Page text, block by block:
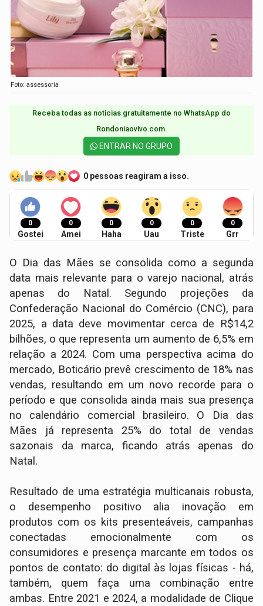
Foto: assessoria
Receba todas as notícias gratuitamente no WhatsApp do
Rondoniaovivo.com.​
ENTRAR NO GRUPO
0 pessoas reagiram a isso.
0
Gostei
0
Amei
0
Haha
0
Uau
0
Triste
0
Grr
O Dia das Mães se consolida como a segunda
data mais relevante para o varejo nacional, atrás
apenas do Natal. Segundo projeções da
Confederação Nacional do Comércio (CNC), para
2025, a data deve movimentar cerca de R$14,2
bilhões, o que representa um aumento de 6,5% em
relação a 2024. Com uma perspectiva acima do
mercado, Boticário prevê crescimento de 18% nas
vendas, resultando em um novo recorde para o
período e que consolida ainda mais sua presença
no calendário comercial brasileiro. O Dia das
Mães já representa 25% do total de vendas
sazonais da marca, ficando atrás apenas do
Natal.
Resultado de uma estratégia multicanais robusta,
o desempenho positivo alia inovação em
produtos com os kits presenteáveis, campanhas
conectadas emocionalmente com os
consumidores e presença marcante em todos os
pontos de contato: do digital às lojas físicas - há,
também, quem faça uma combinação entre
ambas. Entre 2021 e 2024, a modalidade de Clique